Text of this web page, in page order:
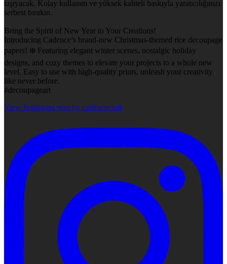
taşıyacak. Kolay kullanım ve yüksek kaliteli baskıyla yaratıcılığınızı
serbest bırakın.
Bring the Spirit of New Year to Your Creations!
Introducing Cadence’s brand-new Christmas-themed rice decoupage
papers! ❄️ Featuring elegant winter scenes, nostalgic holiday
designs, and cozy themes to elevate your projects to a whole new
level. Easy to use with high-quality prints, unleash your creativity
like never before.
#decoupageart
View Instagram post by cadencecraft